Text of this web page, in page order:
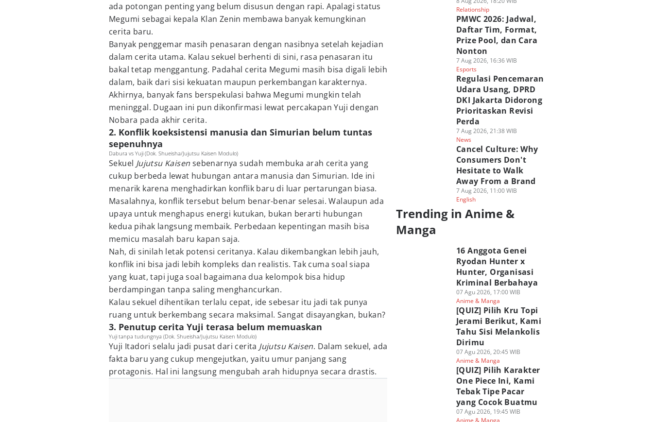
ada potongan penting yang belum disusun dengan rapi. Apalagi status
Megumi sebagai kepala Klan Zenin membawa banyak kemungkinan
cerita baru.
Banyak penggemar masih penasaran dengan nasibnya setelah kejadian
dalam cerita utama. Kalau sekuel berhenti di sini, rasa penasaran itu
bakal tetap menggantung. Padahal cerita Megumi masih bisa digali lebih
dalam, baik dari sisi kekuatan maupun perkembangan karakternya.
Akhirnya, banyak fans berspekulasi bahwa Megumi mungkin telah
meninggal. Dugaan ini pun dikonfirmasi lewat percakapan Yuji dengan
Nobara pada akhir cerita.
2. Konflik koeksistensi manusia dan Simurian belum tuntas
sepenuhnya
Dabura vs Yuji (Dok. Shueisha/Jujutsu Kaisen Modulo)
Sekuel Jujutsu Kaisen sebenarnya sudah membuka arah cerita yang
cukup berbeda lewat hubungan antara manusia dan Simurian. Ide ini
menarik karena menghadirkan konflik baru di luar pertarungan biasa.
Masalahnya, konflik tersebut belum benar-benar selesai. Walaupun ada
upaya untuk menghapus energi kutukan, bukan berarti hubungan
kedua pihak langsung membaik. Perbedaan kepentingan masih bisa
memicu masalah baru kapan saja.
Nah, di sinilah letak potensi ceritanya. Kalau dikembangkan lebih jauh,
konflik ini bisa jadi lebih kompleks dan realistis. Tak cuma soal siapa
yang kuat, tapi juga soal bagaimana dua kelompok bisa hidup
berdampingan tanpa saling menghancurkan.
Kalau sekuel dihentikan terlalu cepat, ide sebesar itu jadi tak punya
ruang untuk berkembang secara maksimal. Sangat disayangkan, bukan?
3. Penutup cerita Yuji terasa belum memuaskan
Yuji tanpa tudungnya (Dok. Shueisha/Jujutsu Kaisen Modulo)
Yuji Itadori selalu jadi pusat dari cerita Jujutsu Kaisen. Dalam sekuel, ada
fakta baru yang cukup mengejutkan, yaitu umur panjang sang
protagonis. Hal ini langsung mengubah arah hidupnya secara drastis.
Relationship
PMWC 2026: Jadwal,
Daftar Tim, Format,
Prize Pool, dan Cara
Nonton
7 Aug 2026, 16:36 WIB
Esports
Regulasi Pencemaran
Udara Usang, DPRD
DKI Jakarta Didorong
Prioritaskan Revisi
Perda
7 Aug 2026, 21:38 WIB
News
Cancel Culture: Why
Consumers Don't
Hesitate to Walk
Away From a Brand
7 Aug 2026, 11:00 WIB
English
Trending in Anime &
Manga
16 Anggota Genei
Ryodan Hunter x
Hunter, Organisasi
Kriminal Berbahaya
07 Agu 2026, 17:00 WIB
Anime & Manga
[QUIZ] Pilih Kru Topi
Jerami Berikut, Kami
Tahu Sisi Melankolis
Dirimu
07 Agu 2026, 20:45 WIB
Anime & Manga
[QUIZ] Pilih Karakter
One Piece Ini, Kami
Tebak Tipe Pacar
yang Cocok Buatmu
07 Agu 2026, 19:45 WIB
Anime & Manga